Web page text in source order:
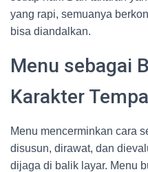
yang rapi, semuanya
bisa diandalkan.
Menu sebagai
Karakter
Menu mencerminkan cara
disusun, dirawat, dan
dijaga di balik layar. Menu